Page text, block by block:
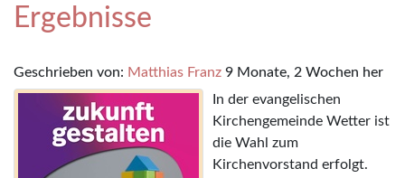
Ergebnisse
Geschrieben von: Matthias Franz 9 Monate, 2 Wochen her
In der evangelischen
Kirchengemeinde Wetter ist
die Wahl zum
Kirchenvorstand erfolgt.